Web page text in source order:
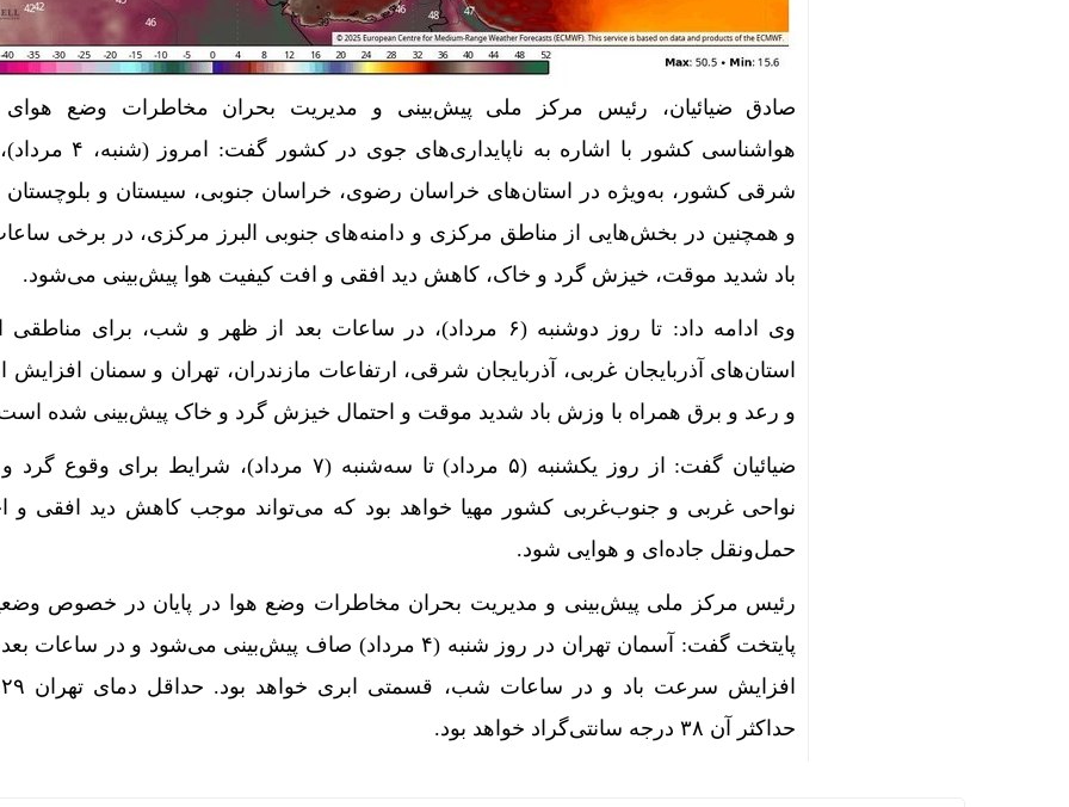
صادق ضیائیان، رئیس مرکز ملی پیش‌بینی و مدیریت بحران مخاطرات وضع هوای
هواشناسی کشور با اشاره به
شرقی کشور، به‌ویژه در استان‌های خراسان رضوی، خراسان جنوبی، سیستان و بلوچستان
و همچنین در بخش‌هایی از مناطق مرکزی و دامنه‌های جنوبی البرز مرکزی، در برخی
باد شدید موقت، خیزش گرد و خاک، کاهش دید افقی و افت کیفیت هوا پیش‌بینی می‌شود.
وی ادامه داد: تا روز دوشنبه (۶ مرداد)، در ساعات بعد از ظهر و شب، برای
استان‌های آذربایجان غربی، آذربایجان شرقی، ارتفاعات مازندران، تهران و سمنان افزایش
و رعد و برق همراه با وزش باد شدید موقت و احتمال خیزش گرد و خاک پیش‌بینی شده
ضیائیان گفت: از روز یکشنبه (۵ مرداد) تا سه‌شنبه (۷ مرداد)، شرایط برای
نواحی غربی و جنوب‌غربی کشور مهیا خواهد بود که می‌تواند موجب کاهش دید افقی و
حمل‌ونقل جاده‌ای و هوایی شود.
رئیس مرکز ملی پیش‌بینی و مدیریت بحران مخاطرات وضع هوا در پایان در خصوص
پایتخت گفت: آسمان تهران در روز شنبه (۴ مرداد) صاف پیش‌بینی می‌شود و در
حداکثر آن ۳۸ درجه سانتی‌گراد خواهد بود.